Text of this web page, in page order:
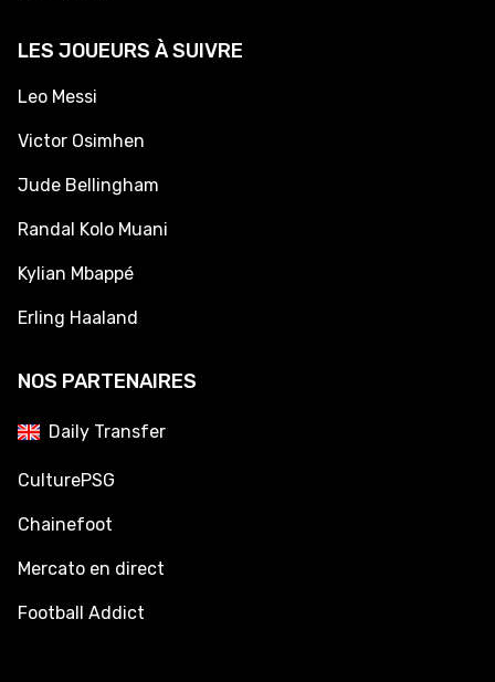
LES JOUEURS À SUIVRE
Leo Messi
Victor Osimhen
Jude Bellingham
Randal Kolo Muani
Kylian Mbappé
Erling Haaland
NOS PARTENAIRES
Daily Transfer
CulturePSG
Chainefoot
Mercato en direct
Football Addict